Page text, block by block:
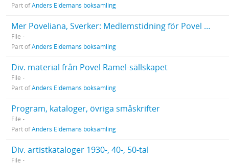
Part ofAnders Eldemans boksamling
Mer Poveliana, Sverker: Medlemstidning för Povel Ramel-sällskapet. Spridda nr.
File
Part ofAnders Eldemans boksamling
Div. material från Povel Ramel-sällskapet
File
Part ofAnders Eldemans boksamling
Program, kataloger, övriga småskrifter
File
Part ofAnders Eldemans boksamling
Div. artistkataloger 1930-, 40-, 50-tal
File